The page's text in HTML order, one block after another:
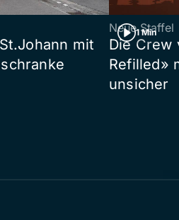
mit
1 Min
Neue Staffel
Die Crew
Refilled»
unsicher